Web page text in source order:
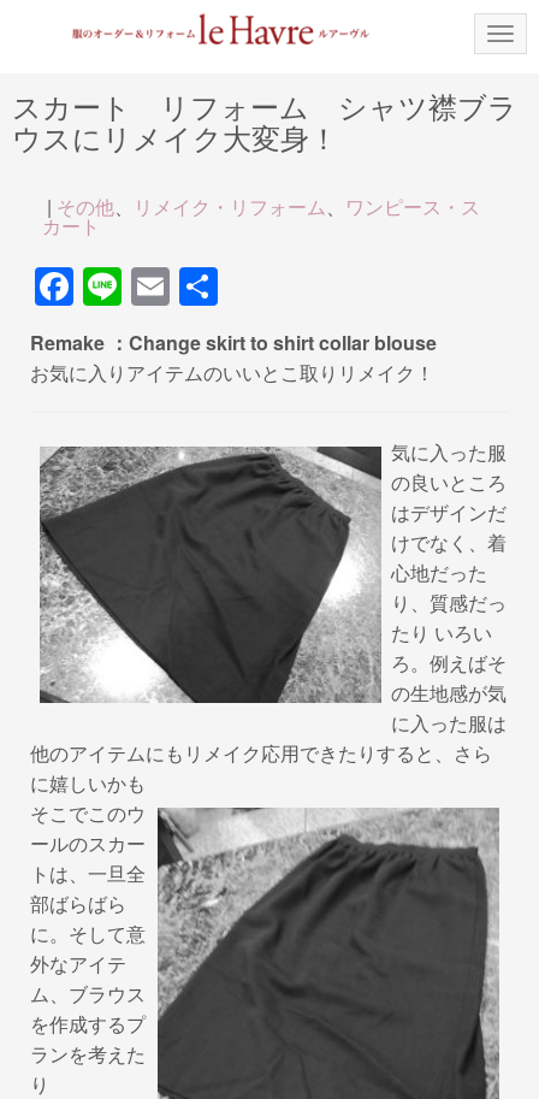
N
a
i
g
a
スカート リフォーム シャツ襟ブラ
ウスにリメイク大変身！
| その他、 リメイク・リフォーム、 ワンピース・ス
カート
F
a
c
e
b
o
o
Li
n
e
E
m
ail
有
Remake ：Change skirt to shirt collar blouse
お気に入りアイテムのいいとこ取りリメイク！
気に入った服
の良いところ
はデザインだ
けでなく、着
心地だった
り、質感だっ
たり いろい
ろ。例えばそ
の生地感が気
に入った服は
他のアイテムにもリメイク応用できたりすると、さら
に嬉しいかも
そこでこのウ
ールのスカー
トは、一旦全
部ばらばら
に。そして意
外なアイテ
ム、ブラウス
を作成するプ
ランを考えた
り